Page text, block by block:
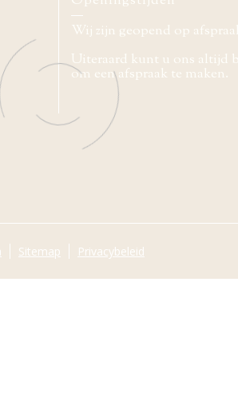
Wij zijn geopend op
Uiteraard kunt u ons altijd
om een afspraak te maken.
Sitemap Privacybeleid